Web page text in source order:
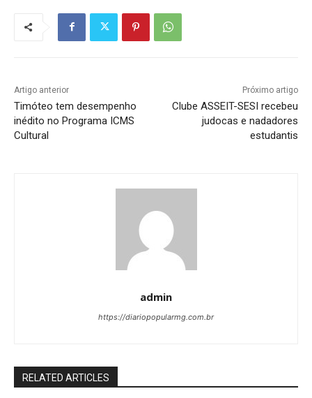
Artigo anterior
Timóteo tem desempenho
inédito no Programa ICMS
Cultural
Próximo artigo
Clube ASSEIT-SESI recebeu
judocas e nadadores
estudantis
admin
https://diariopopularmg.com.br
RELATED ARTICLES